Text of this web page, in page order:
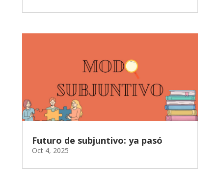
Futuro de subjuntivo: ya pasó
Oct 4, 2025